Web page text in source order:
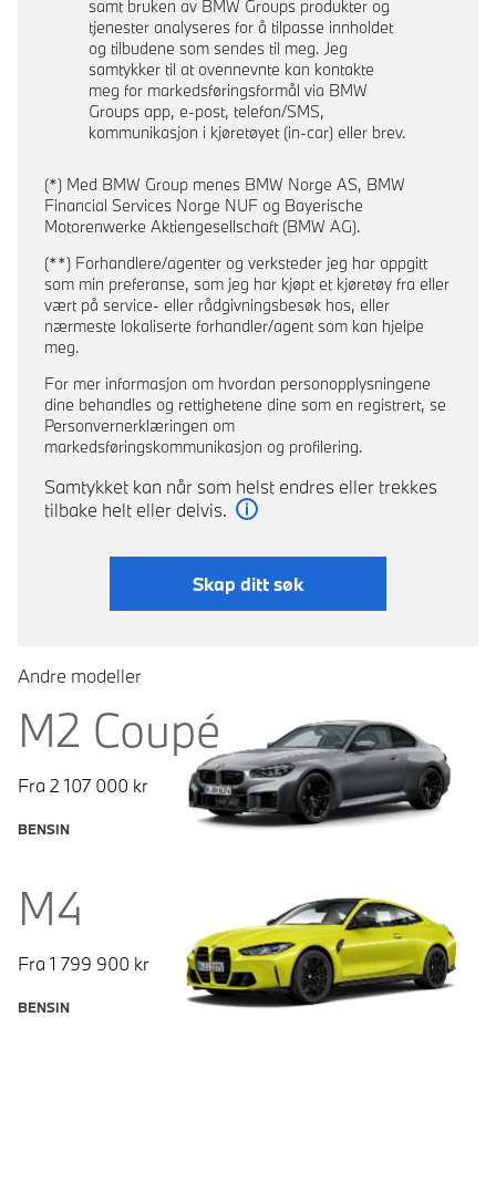
samt bruken av BMW Groups produkter og
tjenester analyseres for å tilpasse innholdet
og tilbudene som sendes til meg. Jeg
samtykker til at ovennevnte kan kontakte
meg for markedsføringsformål via BMW
Groups app, e-post, telefon/SMS,
kommunikasjon i kjøretøyet (in-car) eller brev.
(*) Med BMW Group menes BMW Norge AS, BMW
Financial Services Norge NUF og Bayerische
Motorenwerke Aktiengesellschaft (BMW AG).
(**) Forhandlere/agenter og verksteder jeg har oppgitt
som min preferanse, som jeg har kjøpt et kjøretøy fra eller
vært på service- eller rådgivningsbesøk hos, eller
nærmeste lokaliserte forhandler/agent som kan hjelpe
meg.
For mer informasjon om hvordan personopplysningene
dine behandles og rettighetene dine som en registrert, se
Personvernerklæringen om
markedsføringskommunikasjon og profilering.
Samtykket kan når som helst endres eller trekkes
tilbake helt eller delvis.
Skap ditt søk
Andre modeller
M2 Coupé
Fra 2 107 000 kr
BENSIN
M4
Fra 1 799 900 kr
BENSIN